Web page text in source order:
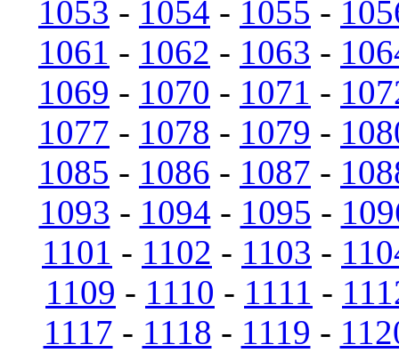
1053 - 1054 - 1055 -
1061 - 1062 - 1063 -
1069 - 1070 - 1071 -
1077 - 1078 - 1079 -
1085 - 1086 - 1087 -
1093 - 1094 - 1095 -
1101 - 1102 - 1103 -
1109 - 1110 - 1111 -
1117 - 1118 - 1119 -